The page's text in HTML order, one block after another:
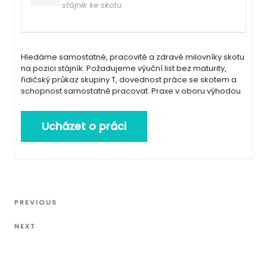
stájník ke skotu
Hledáme samostatné, pracovité a zdravé milovníky skotu
na pozici stájník. Požadujeme výuční list bez maturity,
řidičský průkaz skupiny T, dovednost práce se skotem a
schopnost samostatně pracovat. Praxe v oboru výhodou.
Navigace
příspěvek
Previous
PREVIOUS
Next
NEXT